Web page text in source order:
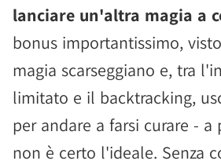
lanciare un'altra magia a
bonus importantissimo,
magia scarseggiano e, tra
limitato e il backtracking,
per andare a farsi curare - a
non è certo l'ideale. Senza